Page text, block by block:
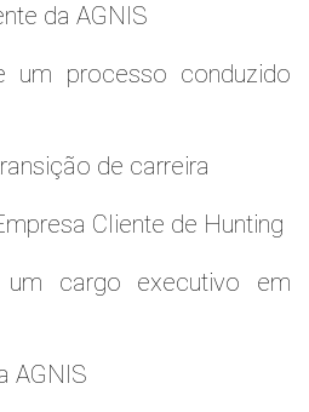
da AGNIS
um processo conduzido
de carreira
Cliente de Hunting
cargo executivo em
AGNIS